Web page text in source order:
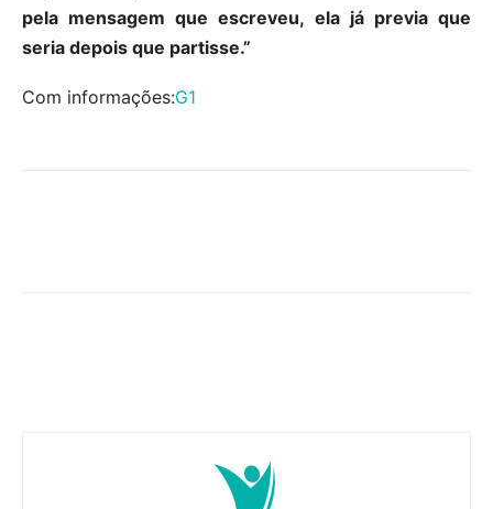
pela mensagem que escreveu, ela já previa que
seria depois que partisse.”
Com informações:G1